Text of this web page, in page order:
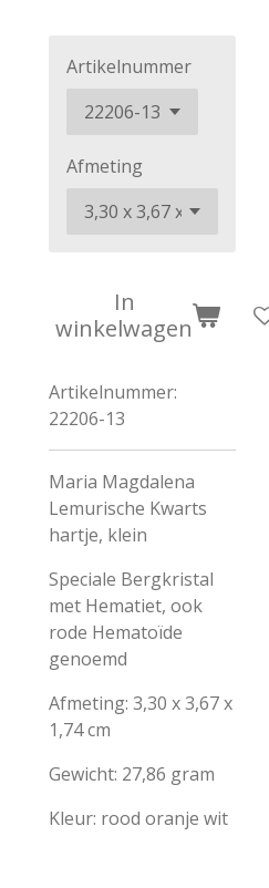
Artikelnummer
Afmeting
In
winkelwagen
Artikelnummer:
22206-13
Maria Magdalena
Lemurische Kwarts
hartje, klein
Speciale Bergkristal
met Hematiet, ook
rode Hematoïde
genoemd
Afmeting: 3,30 x 3,67 x
1,74 cm
Gewicht: 27,86 gram
Kleur: rood oranje wit